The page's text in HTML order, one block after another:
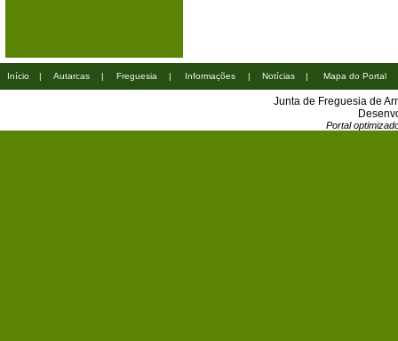
Início | Autarcas | Freguesia | Informações | Notícias | Mapa do Portal
Junta de Freguesia de
Portal